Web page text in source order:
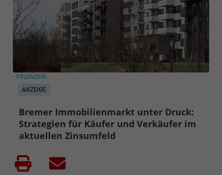
ANZEIGE
FINANZEN
Bremer Immobilienmarkt unter Druck:
Strategien für Käufer und Verkäufer im
aktuellen Zinsumfeld